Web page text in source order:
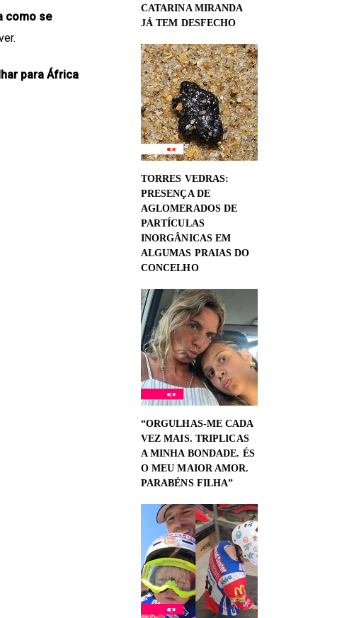
como se
para África
CATARINA MIRANDA
JÁ TEM DESFECHO
TORRES VEDRAS:
PRESENÇA DE
AGLOMERADOS DE
PARTÍCULAS
INORGÂNICAS EM
ALGUMAS PRAIAS DO
CONCELHO
“ORGULHAS-ME CADA
VEZ MAIS. TRIPLICAS
A MINHA BONDADE. ÉS
O MEU MAIOR AMOR.
PARABÉNS FILHA”